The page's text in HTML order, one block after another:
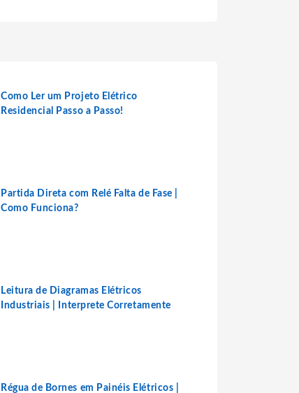
Como Ler um Projeto Elétrico
Residencial Passo a Passo!
Partida Direta com Relé Falta de Fase |
Como Funciona?
Leitura de Diagramas Elétricos
Industriais | Interprete Corretamente
Régua de Bornes em Painéis Elétricos |